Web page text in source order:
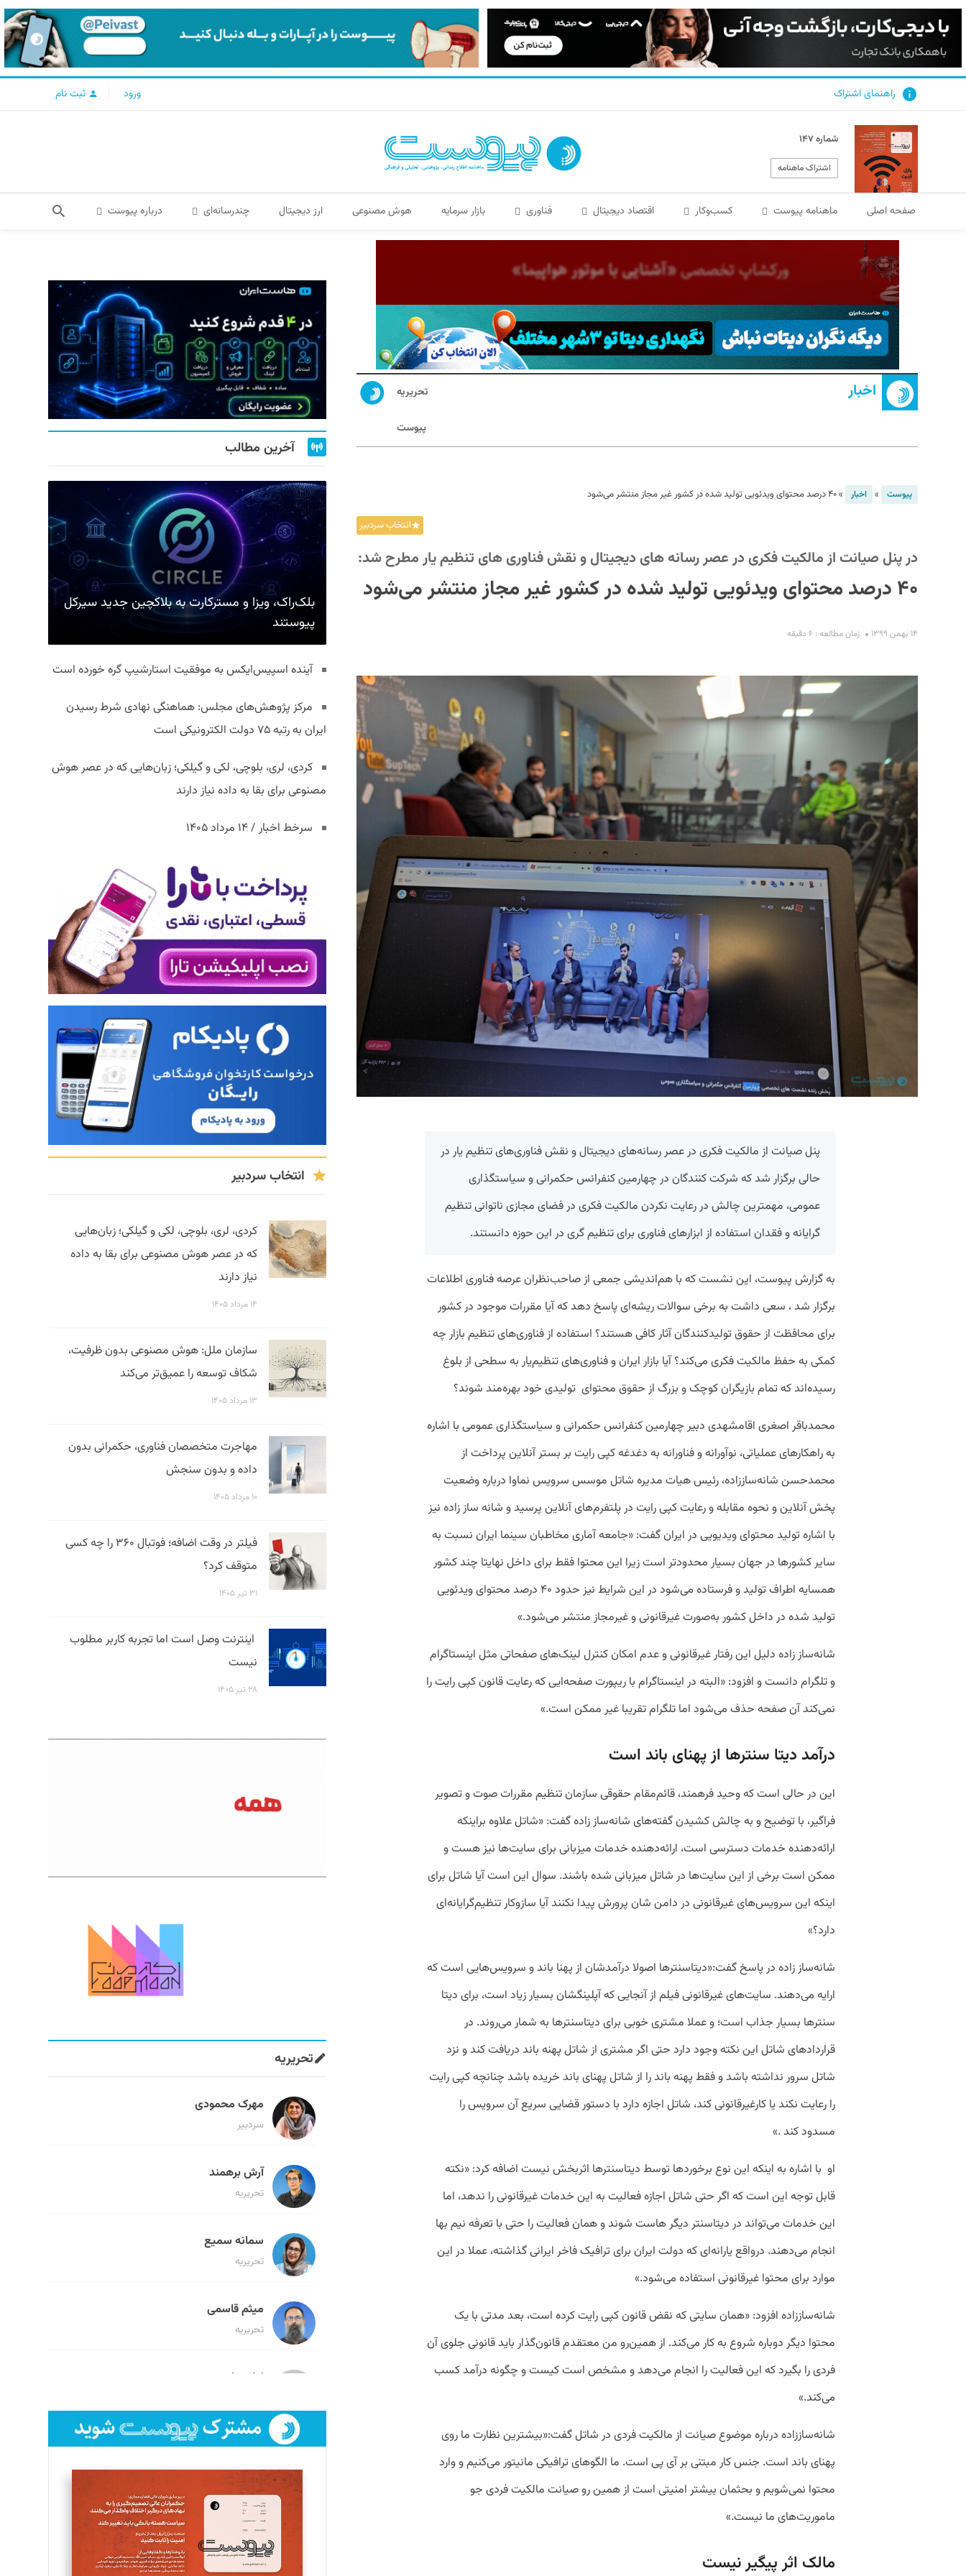
راهنمای اشتراک ورود ثبت نام
شماره ۱۴۷
اشتراک ماهنامه
صفحه اصلی ماهنامه پیوست کسب‌و‌کار اقتصاد دیجیتال فناوری بازار سرمایه هوش مصنوعی ارز دیجیتال چندرسانه‌ای درباره پیوست
اخبار تحریریه
پیوست
پیوست » اخبار »۴۰ درصد محتوای ویدئویی تولید شده در کشور غیر مجاز منتشر می‌شود
انتخاب سردبیر
در پنل صیانت از مالکیت فکری در عصر رسانه های دیجیتال و نقش فناوری های تنظیم یار مطرح شد:
۴۰ درصد محتوای ویدئویی تولید شده در کشور غیر مجاز منتشر می‌شود
۱۴ بهمن ۱۳۹۹ زمان مطالعه : ۶ دقیقه
پنل صیانت از مالکیت فکری در عصر رسانه‌های دیجیتال و نقش فناوری‌های تنظیم یار در
حالی برگزار شد که شرکت کنندگان در چهارمین کنفرانس حکمرانی و سیاستگذاری
عمومی، مهمترین چالش در رعایت نکردن مالکیت فکری در فضای مجازی ناتوانی تنظیم
گرایانه و فقدان استفاده از ابزارهای فناوری برای تنظیم گری در این حوزه دانستند.
به گزارش پیوست، این نشست که با هم‌اندیشی جمعی از صاحب‌نظران عرصه فناوری اطلاعات
برگزار شد ، سعی داشت به برخی سوالات ریشه‌ای پاسخ دهد که آیا مقررات موجود در کشور
برای محافظت از حقوق تولیدکنندگان آثار کافی هستند؟ استفاده از فناوری‌های تنظیم بازار چه
کمکی به حفظ مالکیت فکری می‌کند؟ آیا بازار ایران و فناوری‌های تنظیم‌یار به سطحی از بلوغ
رسیده‌اند که تمام بازیگران کوچک و بزرگ از حقوق محتوای تولیدی خود بهره‌مند شوند؟
محمدباقر اصغری اقامشهدی دبیر چهارمین کنفرانس حکمرانی و سیاستگذاری عمومی با اشاره
به راهکارهای عملیاتی، نوآورانه و فناورانه به دغدغه کپی رایت بر بستر آنلاین پرداخت از
محمدحسن شانه‌ساززاده، رئیس هیات مدیره شاتل موسس سرویس نماوا درباره وضعیت
پخش آنلاین و نحوه مقابله و رعایت کپی رایت در پلتفرم‌های آنلاین پرسید و شانه ساز زاده نیز
با اشاره تولید محتوای ویدیویی در ایران گفت: «جامعه آماری مخاطبان سینما ایران نسبت به
سایر کشورها در جهان بسیار محدودتر است زیرا این محتوا فقط برای داخل نهایتا چند کشور
همسایه اطراف تولید و فرستاده می‌شود در این شرایط نیز حدود ۴۰ درصد محتوای ویدئویی
تولید شده در داخل کشور به‌صورت غیرقانونی و غیرمجاز منتشر می‌شود.»
شانه‌ساز زاده دلیل این رفتار غیرقانونی و عدم امکان کنترل لینک‌های صفحاتی مثل اینستاگرام
و تلگرام دانست و افزود: «البته در اینستاگرام با ریپورت صفحه‌ایی که رعایت قانون کپی رایت را
نمی‌کند آن صفحه حذف می‌شود اما تلگرام تقریبا غیر ممکن است.»
درآمد دیتا سنترها از پهنای باند است
این در حالی است که وحید فرهمند، قائم‌مقام حقوقی سازمان تنظیم مقررات صوت و تصویر
فراگیر، با توضیح و به چالش کشیدن گفته‌های شانه‌ساز زاده گفت: «شاتل علاوه براینکه
ارائه‌دهنده خدمات دسترسی است، ارائه‌دهنده خدمات میزبانی برای سایت‌ها نیز هست و
ممکن است برخی از این سایت‌ها در شاتل میزبانی شده باشند. سوال این است آیا شاتل برای
اینکه این سرویس‌های غیرقانونی در دامن شان پرورش پیدا نکنند آیا سازوکار تنظیم‌گرایانه‌ای
دارد؟»
شانه‌ساز زاده در پاسخ گفت:«دیتاسنترها اصولا درآمدشان از پهنا باند و سرویس‌هایی است که
ارایه می‌دهند. سایت‌های غیرقانونی فیلم از آنجایی که آپلینگشان بسیار زیاد است، برای دیتا
سنترها بسیار جذاب است؛ و عملا مشتری خوبی برای دیتاسنترها به شمار می‌روند. در
قراردادهای شاتل این نکته وجود دارد حتی اگر مشتری از شاتل پهنه باند دریافت کند و نزد
شاتل سرور نداشته باشد و فقط پهنه باند را از شاتل پهنای باند خریده باشد چنانچه کپی رایت
را رعایت نکند یا کارغیرقانونی کند، شاتل اجازه دارد با دستور قضایی سریع آن سرویس را
مسدود کند .»
او با اشاره به اینکه این نوع برخوردها توسط دیتاسنترها اثربخش نیست اضافه کرد: «نکته
قابل توجه این است که اگر حتی شاتل اجازه فعالیت به این خدمات غیرقانونی را ندهد، اما
این خدمات می‌تواند در دیتاسنتر دیگر هاست شوند و همان فعالیت را حتی با تعرفه نیم‌ بها
انجام می‌دهند. درواقع یارانه‌ای که دولت ایران برای ترافیک فاخر ایرانی گذاشته، عملا در این
موارد برای محتوا غیرقانونی استفاده می‌شود.»
شانه‌ساززاده افزود: «همان سایتی که نقض قانون کپی رایت کرده است، بعد مدتی با یک
محتوا دیگر دوباره شروع به کار می‌کند. از همین‌رو من معتقدم قانون‌گذار باید قانونی جلوی آن
فردی را بگیرد که این فعالیت را انجام می‌دهد و مشخص است کیست و چگونه درآمد کسب
می‌کند.»
شانه‌ساززاده درباره موضوع صیانت از مالکیت فردی در شاتل گفت:«بیشترین نظارت ما روی
پهنای باند است. جنس کار مبتنی بر آی پی است. ما الگوهای ترافیکی مانیتور می‌کنیم و وارد
محتوا نمی‌شویم و بحثمان بیشتر امنیتی است از همین رو صیانت مالکیت فردی جو
ماموریت‌های ما نیست.»
مالک اثر پیگیر نیست
آخرین مطالب
بلک‌راک، ویزا و مسترکارت به بلاکچین جدید سیرکل
پیوستند
آینده اسپیس‌ایکس به موفقیت استارشیپ گره خورده است
مرکز پژوهش‌های مجلس: هماهنگی نهادی شرط رسیدن
ایران به رتبه ۷۵ دولت الکترونیکی است
کردی، لری، بلوچی، لکی و گیلکی؛ زبان‌هایی که در عصر هوش
مصنوعی برای بقا به داده نیاز دارند
سرخط اخبار / ۱۴ مرداد ۱۴۰۵
انتخاب سردبیر
کردی، لری، بلوچی، لکی و گیلکی؛ زبان‌هایی
که در عصر هوش مصنوعی برای بقا به داده
نیاز دارند
۱۴ مرداد ۱۴۰۵
سازمان ملل: هوش مصنوعی بدون ظرفیت،
شکاف توسعه را عمیق‌تر می‌کند
۱۳ مرداد ۱۴۰۵
مهاجرت متخصصان فناوری، حکمرانی بدون
داده و بدون سنجش
۱۰ مرداد ۱۴۰۵
فیلتر در وقت اضافه؛ فوتبال ۳۶۰ را چه کسی
متوقف کرد؟
۳۱ تیر ۱۴۰۵
اینترنت وصل است اما تجربه کاربر مطلوب
نیست
۲۸ تیر ۱۴۰۵
تحریریه
مهرک محمودی
سردبیر
آرش برهمند
تحریریه
سمانه سمیع
تحریریه
میثم قاسمی
تحریریه
لیلا حنارود
فائزه فتحی رستمی
تحریریه
سروش کرمیان
تحریریه